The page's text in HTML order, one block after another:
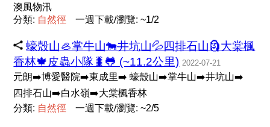
澳風物汛
分類: 自然徑 一週下載/瀏覽: ~1/2
蠔殼山🦪掌牛山🐄井坑山💦四排石山🗿大棠楓
香林🍁皮蟲小隊🐛🐸 (~11.2公里) 2022-07-21
元朗➡️博愛醫院➡️東成里➡️ 蠔殼山➡️掌牛山➡️井坑山➡️
四排石山➡️白水嶺➡️大棠楓香林
分類: 自然徑 一週下載/瀏覽: ~2/5